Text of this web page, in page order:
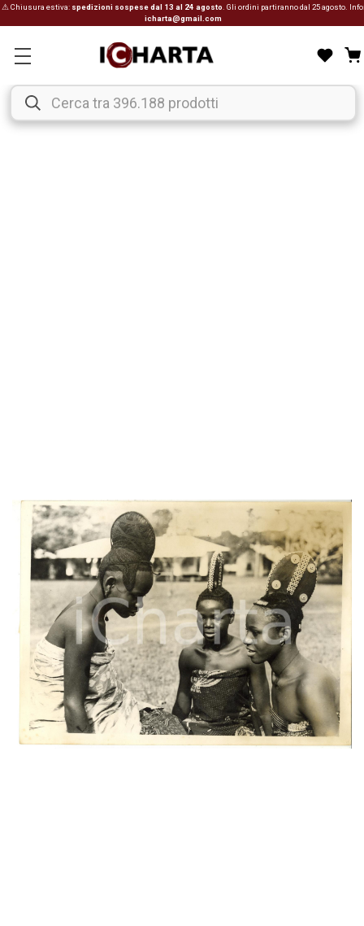
⚠ Chiusura estiva: spedizioni sospese dal 13 al 24 agosto . Gli ordini partiranno dal 25 agosto. Info:
icharta@gmail.com